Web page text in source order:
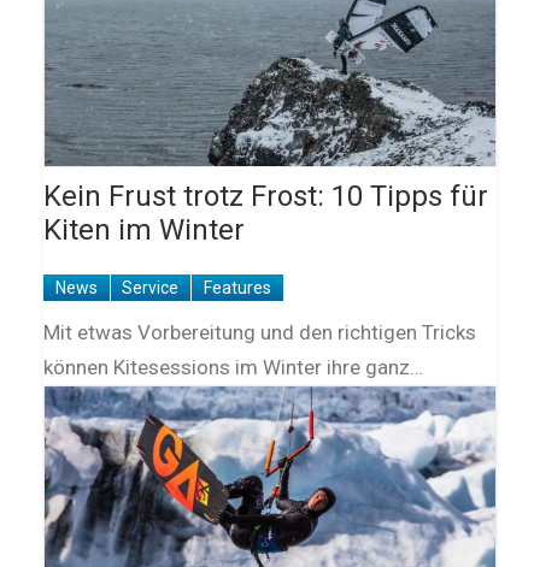
Kein Frust trotz Frost: 10 Tipps für
Kiten im Winter
News Service Features
Mit etwas Vorbereitung und den richtigen Tricks
können Kitesessions im Winter ihre ganz…